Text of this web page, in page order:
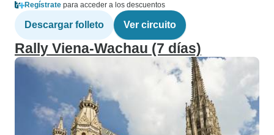
Regístrate para acceder a los descuentos
Descargar folleto Ver circuito
Rally Viena-Wachau (7 días)